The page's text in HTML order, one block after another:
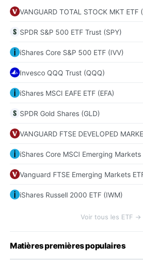
VANGUARD TOTAL STOCK MKT ETF
SPDR S&P 500 ETF Trust (SPY)
iShares Core S&P 500 ETF (IVV)
Invesco QQQ Trust (QQQ)
iShares MSCI EAFE ETF (EFA)
SPDR Gold Shares (GLD)
VANGUARD FTSE DEVELOPED
iShares Core MSCI Emerging Markets
Vanguard FTSE Emerging Markets
iShares Russell 2000 ETF (IWM)
Voir tous les ETF →
Matières premières populaires